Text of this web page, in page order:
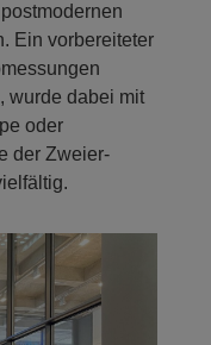
Ein vorbereiteter
wurde dabei mit
oder
der Zweier-